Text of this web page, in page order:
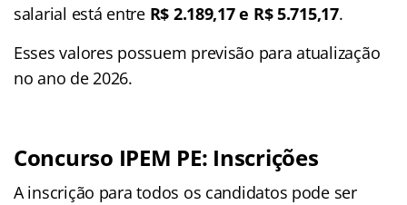
salarial está entre R$ 2.189,17 e R$ 5.715,17.
Esses valores possuem previsão para atualização
no ano de 2026.
Concurso IPEM PE: Inscrições
A inscrição para todos os candidatos pode ser